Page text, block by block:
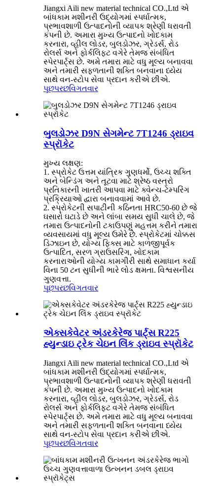
Jiangxi Aili new material technical CO.,Ltd એ
બાંધકામ મશીનરી ઉદ્યોગમાં સ્પર્ધાત્મક,
પ્રભાવશાળી ઉત્પાદનોની વ્યાપક શ્રેણી ધરાવતી
કંપની છે. અમારા મુખ્ય ઉત્પાદનો ખોદકામ
કરનારા, વ્હીલ લોડર, બુલડોઝર, ગ્રેડર્સ, રોડ
રોલર્સ અને ફોર્કલિફ્ટ વગેરે તેમજ સંબંધિત
સ્પેરપાર્ટ્સ છે. અમે તમારા માટે વધુ મૂલ્ય બનાવવા
અને તમારી સફળતાની શક્તિ બનવાના ધ્યેય
સાથે વન-સ્ટોપ સેવા પ્રદાન કરીએ છીએ.
પૂછપરછવિગતવાર
બુલડોઝર D9N સેગમેન્ટ 7T1246 ડ્રાઇવ
સ્પ્રૉકેટ
મુખ્ય લક્ષણ:
1. સ્પ્રોકેટ ઉત્તમ યાંત્રિક ગુણધર્મો, ઉચ્ચ શક્તિ
અને બેન્ડિંગ અને તૂટવા માટે શ્રેષ્ઠ વસ્ત્રો
પ્રતિકારની ખાતરી આપવા માટે ક્વેન્ચ-ટેમ્પરિંગ
પ્રક્રિયાઓ દ્વારા બનાવવામાં આવે છે.
2. સ્પ્રોકેટની સપાટીની કઠિનતા HRC50-60 છે જે
ઘસારો ઘટાડે છે અને લાંબા સમય સુધી ચાલે છે, જે
તમારા ઉત્પાદનોની ટકાઉપણું મહત્તમ કરીને તમારા
વ્યવસાયમાં વધુ મૂલ્ય ઉમેરે છે. સ્પ્રોકેટમાં ચોક્કસ
ડિઝાઇન છે, યોગ્ય ફિક્સ માટે કાળજીપૂર્વક
ઉત્પાદિત, સરળ ગ્રાઉસરિંગ, ખોદકામ
કરનારાઓની યોગ્ય કામગીરી સાથે સમાધાન કર્યા
વિના 50 ટન સુધીની ભારે લોડ ક્ષમતા. વિશ્વસનીય
ગુણવત્તા.
પૂછપરછવિગતવાર
એક્સકેવેટર અંડરકેરેજ પાર્ટ્સ R225
હ્યુન્ડાઇ ટ્રેક ચેઇન લિંક ડ્રાઇવ સ્પ્રૉકેટ
Jiangxi Aili new material technical CO.,Ltd એ
બાંધકામ મશીનરી ઉદ્યોગમાં સ્પર્ધાત્મક,
પ્રભાવશાળી ઉત્પાદનોની વ્યાપક શ્રેણી ધરાવતી
કંપની છે. અમારા મુખ્ય ઉત્પાદનો ખોદકામ
કરનારા, વ્હીલ લોડર, બુલડોઝર, ગ્રેડર્સ, રોડ
રોલર્સ અને ફોર્કલિફ્ટ વગેરે તેમજ સંબંધિત
સ્પેરપાર્ટ્સ છે. અમે તમારા માટે વધુ મૂલ્ય બનાવવા
અને તમારી સફળતાની શક્તિ બનવાના ધ્યેય
સાથે વન-સ્ટોપ સેવા પ્રદાન કરીએ છીએ.
પૂછપરછવિગતવાર